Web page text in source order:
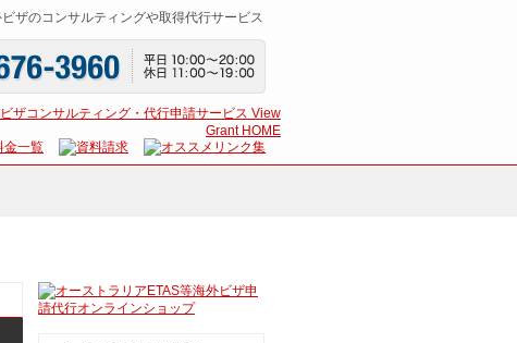
ザのコンサルティングや取得代行サービス